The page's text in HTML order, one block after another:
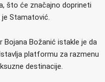
što će značajno doprineti
je Stamatović.
Bojana Božanić istakle je da
platformu za razmenu
destinacije.